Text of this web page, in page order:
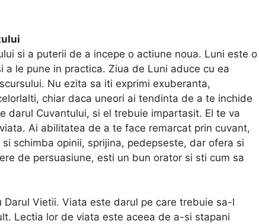
si a puterii de a incepe o actiune noua. Luni este o
le pune in practica. Ziua de Luni aduce cu ea
Nu ezita sa iti exprimi exuberanta,
chiar daca uneori ai tendinta de a te inchide
darul Cuvantului, si el trebuie impartasit. El te va
Ai abilitatea de a te face remarcat prin cuvant,
schimba opinii, sprijina, pedepseste, dar ofera si
de persuasiune, esti un bun orator si sti cum sa
Vietii. Viata este darul pe care trebuie sa-l
Lectia lor de viata este aceea de a-si stapani